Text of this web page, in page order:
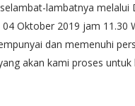
lambatnya melalui
Oktober 2019 jam 11.30
dan memenuhi
akan kami proses untuk